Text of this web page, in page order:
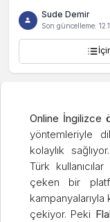
Sude Demir
Son güncelleme:
Online İngilizce
yöntemleriyle
kolaylık
Türk
çeken bir
kampanyalarıyla
çekiyor. Peki